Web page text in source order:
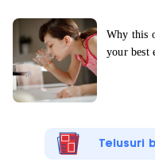
Telusuri